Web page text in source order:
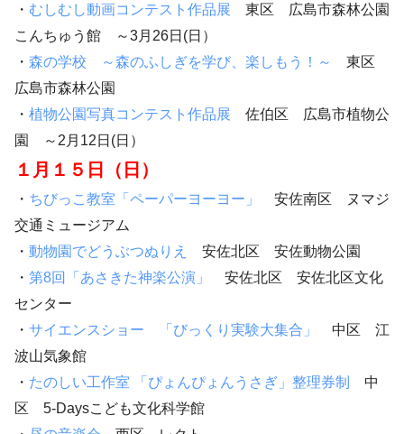
・ むしむし動画コンテスト作品展 東区 広島市森林公園
こんちゅう館 ～3月26日(日）
・ 森の学校 ～森のふしぎを学び、楽しもう！～
東区
広島市森林公園
・ 植物公園写真コンテスト作品展 佐伯区 広島市植物公
園 ～2月12日(日）
１月１５日（日）
・ ちびっこ教室「ペーパーヨーヨー」
安佐南区 ヌマジ
交通ミュージアム
・ 動物園でどうぶつぬりえ
安佐北区 安佐動物公園
・ 第8回「あさきた神楽公演」
安佐北区 安佐北区文化
センター
・ サイエンスショー 「びっくり実験大集合」
中区 江
波山気象館
・ たのしい工作室 「ぴょんぴょんうさぎ」整理券制
中
区 5-Daysこども文化科学館